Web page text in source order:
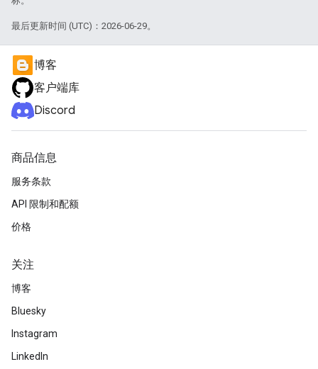
最后更新时间 (UTC)：2026-06-29。
博客
客户端库
Discord
商品信息
服务条款
API 限制和配额
价格
关注
博客
Bluesky
Instagram
LinkedIn